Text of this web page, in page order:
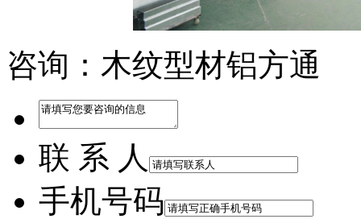
咨询：木纹型材铝方通
联 系 人
手机号码